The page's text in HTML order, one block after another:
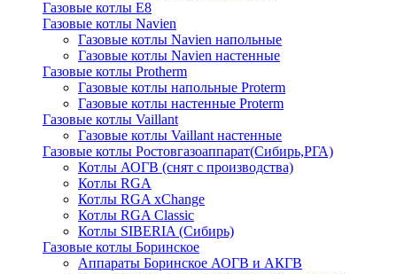
Газовые котлы E8
Газовые котлы Navien
Газовые котлы Navien напольные
Газовые котлы Navien настенные
Газовые котлы Protherm
Газовые котлы напольные Proterm
Газовые котлы настенные Proterm
Газовые котлы Vaillant
Газовые котлы Vaillant настенные
Газовые котлы Ростовгазоаппарат(Сибирь,РГА)
Котлы АОГВ (снят с производства)
Котлы RGA
Котлы RGA xChange
Котлы RGA Classic
Котлы SIBERIA (Сибирь)
Газовые котлы Боринское
Аппараты Боринское АОГВ и АКГВ